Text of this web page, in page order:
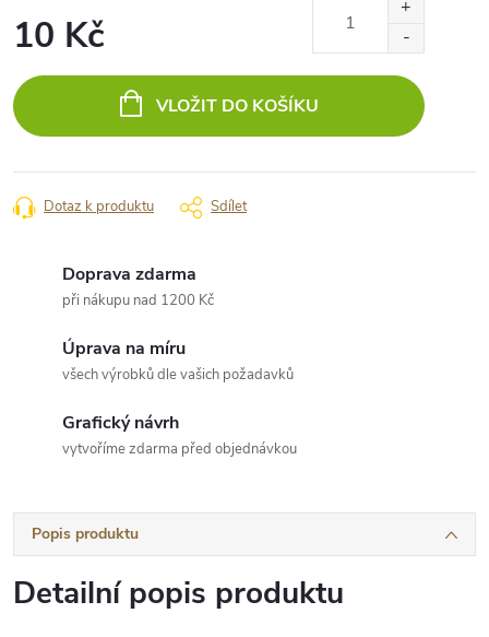
10 Kč
cena:
VLOŽIT DO KOŠÍKU
Dotaz k produktu Sdílet
Doprava zdarma
při nákupu nad 1200 Kč
Úprava na míru
všech výrobků dle vašich požadavků
Grafický návrh
vytvoříme zdarma před objednávkou
Popis produktu
Detailní popis produktu